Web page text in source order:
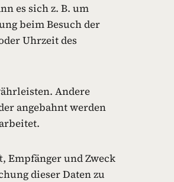
es sich z. B. um
beim Besuch der
Uhrzeit des
Andere
angebahnt werden
Empfänger und Zweck
dieser Daten zu